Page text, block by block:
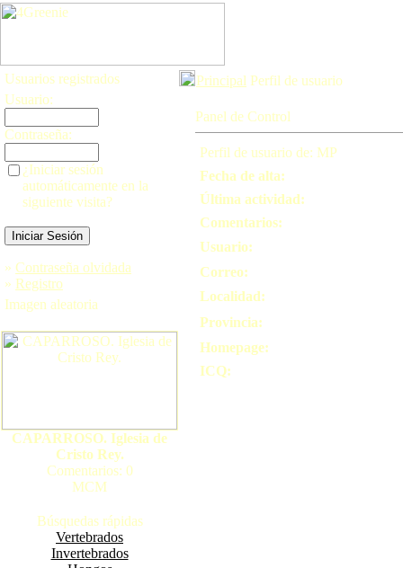
Usuarios registrados
Usuario:
Contraseña:
¿Iniciar sesión
automáticamente en la
siguiente visita?
» Contraseña olvidada
» Registro
Imagen aleatoria
CAPARROSO. Iglesia de
Cristo Rey.
Comentarios: 0
MCM
Búsquedas rápidas
Vertebrados
Invertebrados
Principal Perfil de usuario
Panel de Control
Perfil de usuario de: MP
Fecha de alta:
Última actividad:
Comentarios:
Usuario:
Correo:
Localidad:
Provincia:
Homepage:
ICQ: